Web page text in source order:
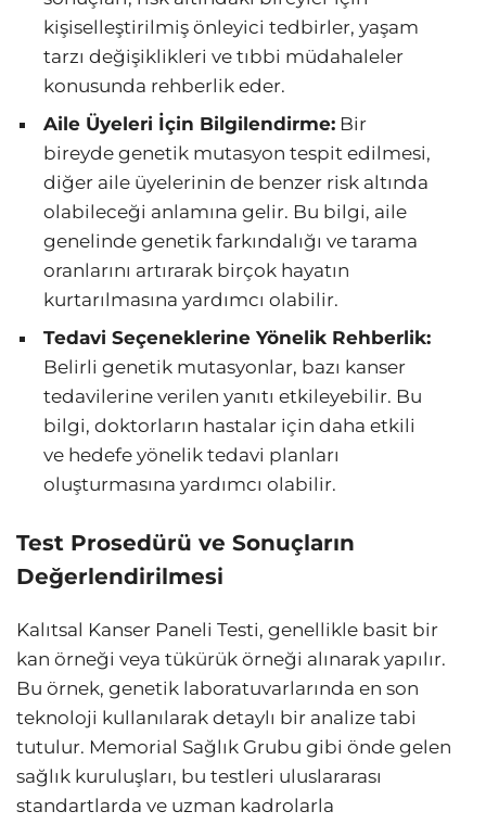
kişiselleştirilmiş önleyici tedbirler, yaşam
tarzı değişiklikleri ve tıbbi müdahaleler
konusunda rehberlik eder.
Aile Üyeleri İçin Bilgilendirme: Bir
bireyde genetik mutasyon tespit edilmesi,
diğer aile üyelerinin de benzer risk altında
olabileceği anlamına gelir. Bu bilgi, aile
genelinde genetik farkındalığı ve tarama
oranlarını artırarak birçok hayatın
kurtarılmasına yardımcı olabilir.
Tedavi Seçeneklerine Yönelik Rehberlik:
Belirli genetik mutasyonlar, bazı kanser
tedavilerine verilen yanıtı etkileyebilir. Bu
bilgi, doktorların hastalar için daha etkili
ve hedefe yönelik tedavi planları
oluşturmasına yardımcı olabilir.
Test Prosedürü ve Sonuçların
Değerlendirilmesi
Kalıtsal Kanser Paneli Testi, genellikle basit bir
kan örneği veya tükürük örneği alınarak yapılır.
Bu örnek, genetik laboratuvarlarında en son
teknoloji kullanılarak detaylı bir analize tabi
tutulur. Memorial Sağlık Grubu gibi önde gelen
sağlık kuruluşları, bu testleri uluslararası
standartlarda ve uzman kadrolarla